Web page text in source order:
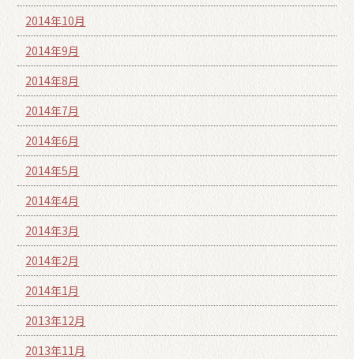
2014年10月
2014年9月
2014年8月
2014年7月
2014年6月
2014年5月
2014年4月
2014年3月
2014年2月
2014年1月
2013年12月
2013年11月